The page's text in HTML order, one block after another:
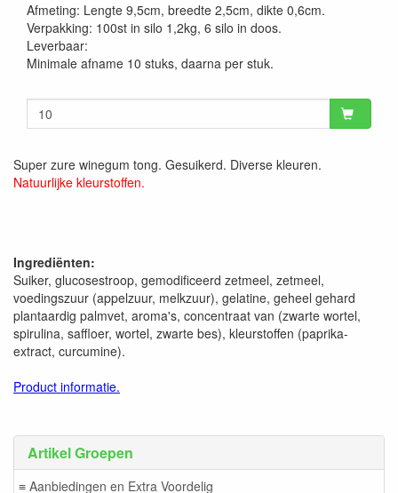
Artikel Groepen
≡ Aanbiedingen en Extra Voordelig
Afmeting: Lengte 9,5cm, breedte 2,5cm, dikte 0,6cm.
Verpakking: 100st in silo 1,2kg, 6 silo in doos.
Leverbaar:
Minimale afname 10 stuks, daarna per stuk.
Super zure winegum tong. Gesuikerd. Diverse kleuren.
Natuurlijke kleurstoffen.
Ingrediënten:
Suiker, glucosestroop, gemodificeerd zetmeel, zetmeel,
voedingszuur (appelzuur, melkzuur), gelatine, geheel gehard
plantaardig palmvet, aroma's, concentraat van (zwarte wortel,
spirulina, saffloer, wortel, zwarte bes), kleurstoffen (paprika-
extract, curcumine).
Product informatie.